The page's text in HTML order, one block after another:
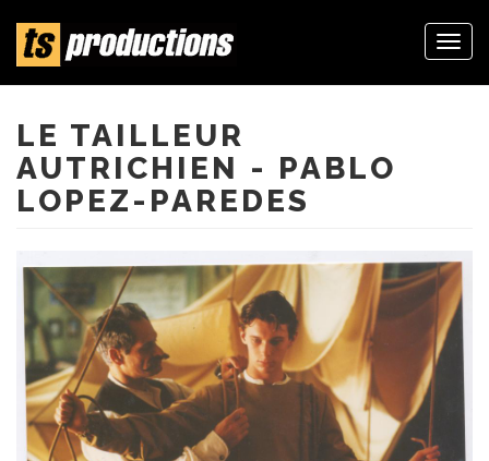
contenu
principal
LE TAILLEUR
AUTRICHIEN - PABLO
LOPEZ-PAREDES